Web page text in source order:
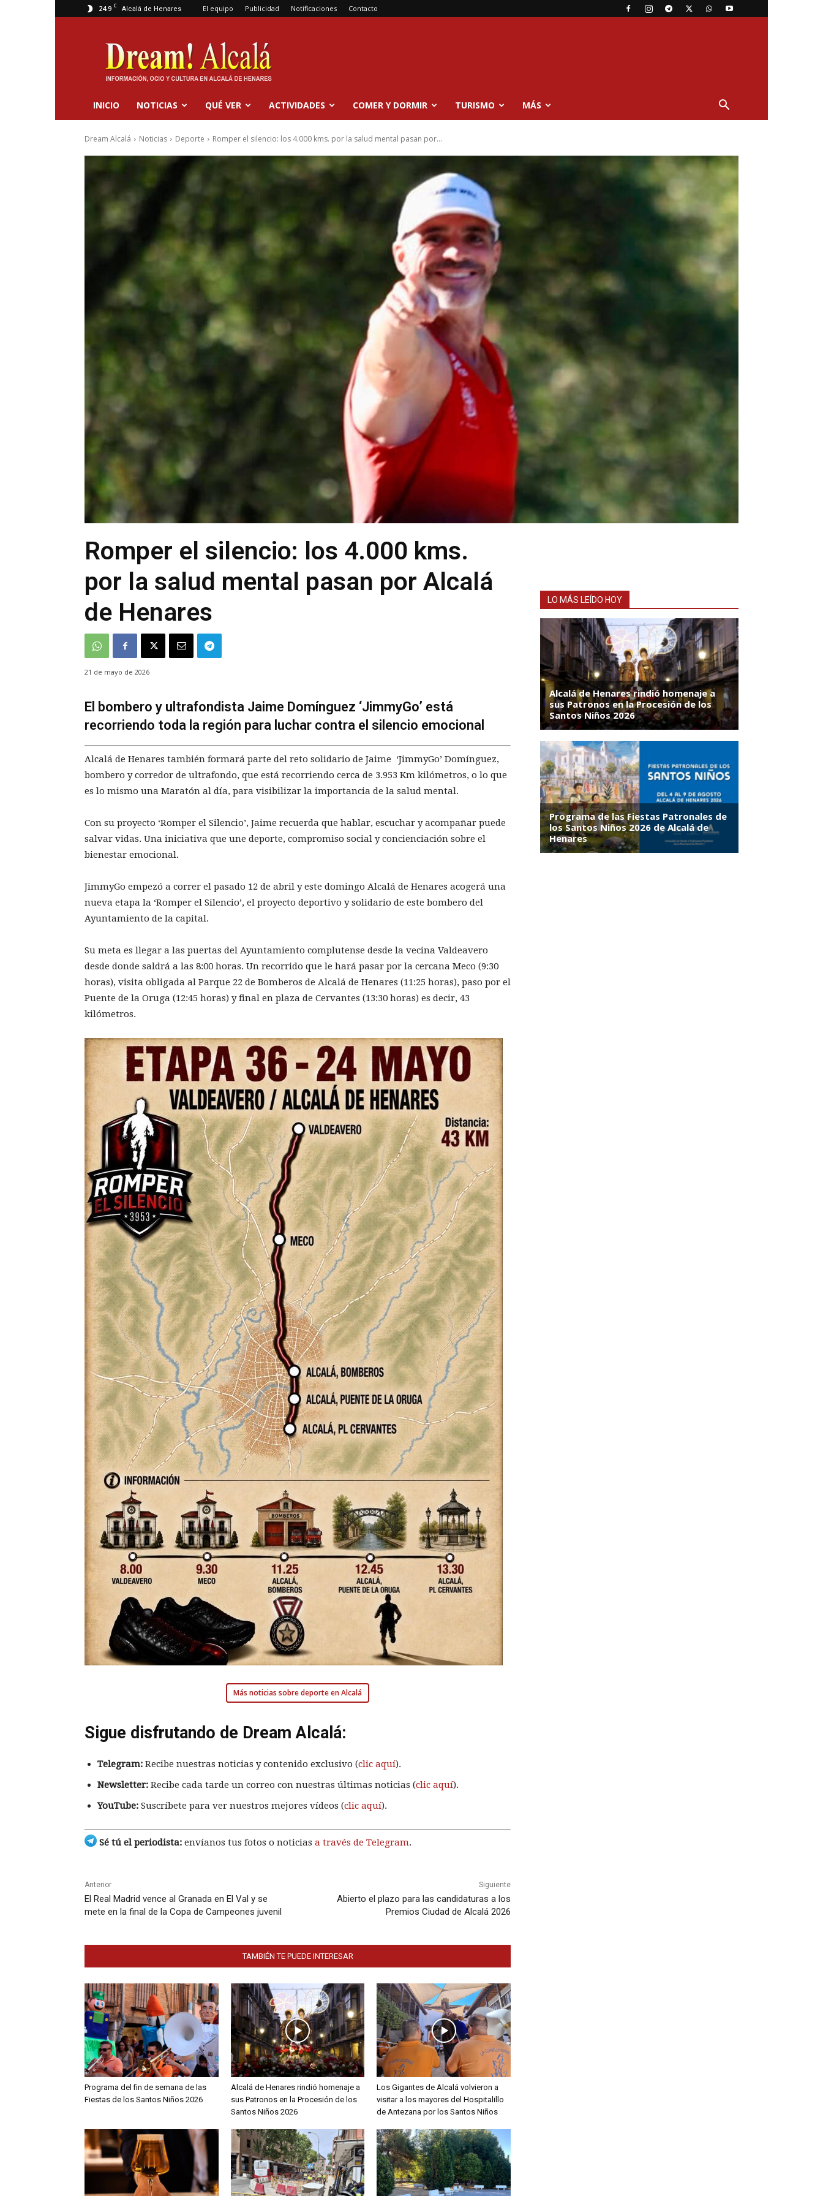
24.9 C Alcalá de Henares El equipo Publicidad Notificaciones Contacto
Dream
Alcalá
INICIO NOTICIAS QUÉ VER ACTIVIDADES COMER Y DORMIR TURISMO MÁS
Dream Alcalá Noticias Deporte Romper el silencio: los 4.000 kms. por la salud mental pasan por...
Romper el silencio: los 4.000 kms.
por la salud mental pasan por Alcalá
de Henares
21 de mayo de 2026
El bombero y ultrafondista Jaime Domínguez ‘JimmyGo’ está
recorriendo toda la región para luchar contra el silencio emocional
Alcalá de Henares también formará parte del reto solidario de Jaime ‘JimmyGo’ Domínguez,
bombero y corredor de ultrafondo, que está recorriendo cerca de 3.953 Km kilómetros, o lo que
es lo mismo una Maratón al día, para visibilizar la importancia de la salud mental.
Con su proyecto ‘Romper el Silencio’, Jaime recuerda que hablar, escuchar y acompañar puede
salvar vidas. Una iniciativa que une deporte, compromiso social y concienciación sobre el
bienestar emocional.
JimmyGo empezó a correr el pasado 12 de abril y este domingo Alcalá de Henares acogerá una
nueva etapa la ‘Romper el Silencio’, el proyecto deportivo y solidario de este bombero del
Ayuntamiento de la capital.
Su meta es llegar a las puertas del Ayuntamiento complutense desde la vecina Valdeavero
desde donde saldrá a las 8:00 horas. Un recorrido que le hará pasar por la cercana Meco (9:30
horas), visita obligada al Parque 22 de Bomberos de Alcalá de Henares (11:25 horas), paso por el
Puente de la Oruga (12:45 horas) y final en plaza de Cervantes (13:30 horas) es decir, 43
kilómetros.
Más noticias sobre deporte en Alcalá
Sigue disfrutando de Dream Alcalá:
Telegram: Recibe nuestras noticias y contenido exclusivo (clic aquí).
Newsletter: Recibe cada tarde un correo con nuestras últimas noticias (clic aquí).
YouTube: Suscríbete para ver nuestros mejores vídeos (clic aquí).
Sé tú el periodista: envíanos tus fotos o noticias a través de Telegram.
Anterior
El Real Madrid vence al Granada en El Val y se
mete en la final de la Copa de Campeones juvenil
Siguiente
Abierto el plazo para las candidaturas a los
Premios Ciudad de Alcalá 2026
TAMBIÉN TE PUEDE INTERESAR
Programa del fin de semana de las
Fiestas de los Santos Niños 2026
Alcalá de Henares rindió homenaje a
sus Patronos en la Procesión de los
Santos Niños 2026
Los Gigantes de Alcalá volvieron a
visitar a los mayores del Hospitalillo
de Antezana por los Santos Niños
LO MÁS LEÍDO HOY